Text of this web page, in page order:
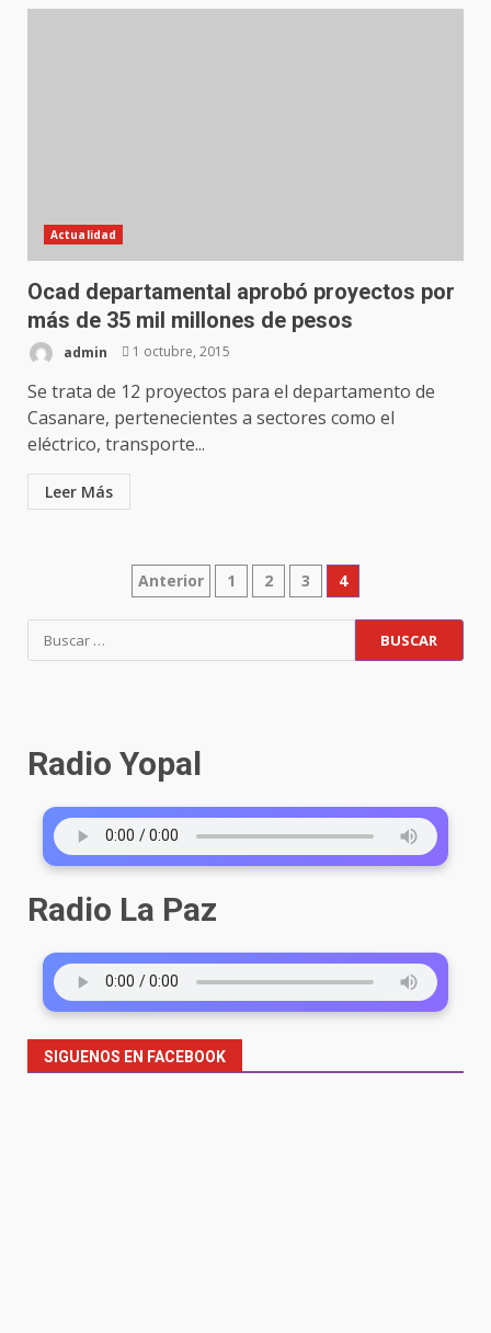
Actualidad
Ocad departamental aprobó proyectos por
más de 35 mil millones de pesos
admin 1 octubre, 2015
Se trata de 12 proyectos para el departamento de
Casanare, pertenecientes a sectores como el
eléctrico, transporte...
Leer Más
Anterior 1 2 3 4
Radio Yopal
Radio La Paz
SIGUENOS EN FACEBOOK